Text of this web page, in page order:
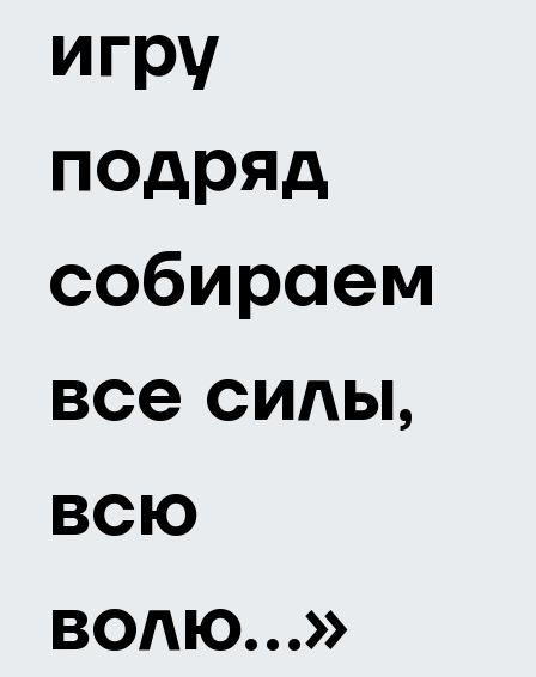
игру
подряд
собираем
все силы,
всю
волю…»